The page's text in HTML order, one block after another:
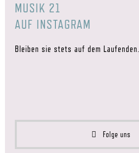
MUSIK 21
AUF INSTAGRAM
Bleiben sie stets auf dem Laufenden.
Folge uns